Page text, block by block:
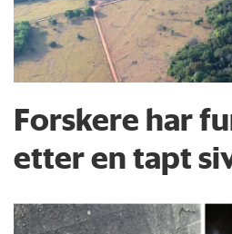
Forskere har
etter en tapt